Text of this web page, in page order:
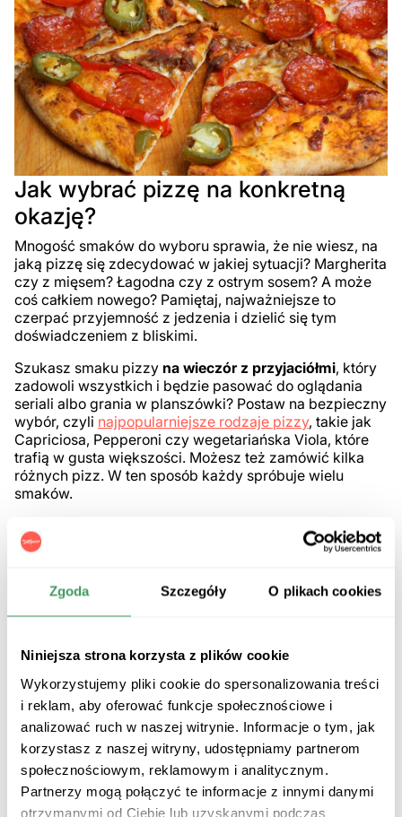
Zgoda Szczegóły O plikach cookies
Niniejsza strona korzysta z plików cookie
Wykorzystujemy pliki cookie do spersonalizowania treści
i reklam, aby oferować funkcje społecznościowe i
analizować ruch w naszej witrynie. Informacje o tym, jak
korzystasz z naszej witryny, udostępniamy partnerom
społecznościowym, reklamowym i analitycznym.
Partnerzy mogą połączyć te informacje z innymi danymi
otrzymanymi od Ciebie lub uzyskanymi podczas
Jak wybrać pizzę na konkretną
okazję?
Mnogość smaków do wyboru sprawia, że nie wiesz, na
jaką pizzę się zdecydować w jakiej sytuacji? Margherita
czy z mięsem? Łagodna czy z ostrym sosem? A może
coś całkiem nowego? Pamiętaj, najważniejsze to
czerpać przyjemność z jedzenia i dzielić się tym
doświadczeniem z bliskimi.
Szukasz smaku pizzy na wieczór z przyjaciółmi, który
zadowoli wszystkich i będzie pasować do oglądania
seriali albo grania w planszówki? Postaw na bezpieczny
wybór, czyli najpopularniejsze rodzaje pizzy, takie jak
Capriciosa, Pepperoni czy wegetariańska Viola, które
trafią w gusta większości. Możesz też zamówić kilka
różnych pizz. W ten sposób każdy spróbuje wielu
smaków.
najlepiej sprawdzą się delikatne kompozycje, np. pizza
wyrafinowanym smakiem, w menu Da Grasso
znajdziesz np. pizzę Cztery Sery z Cheddarem.
Jaką pizzę zamówić
na imprezę dla dzieci
preferują łagodniejsze smaki. Z pewnością zasmakuje
im klasyczna Margherita, albo jej wersja z szynką i
serem - pizza Semplicita. W gusta najmłodszych może
trafić też wariant z łagodnym kurczakiem i delikatnym
sosem pomidorowym. Pamiętaj też, że dzieci często
jedzą oczami. Kolorowe składniki i wyraźne kawałki
prawdopodobnie zachęcą je do sięgnięcia po kolejny
trójkąt.